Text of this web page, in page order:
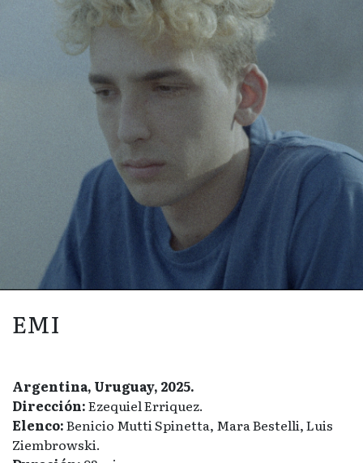
EMI
Argentina, Uruguay, 2025.
Dirección:Ezequiel Erriquez.
Elenco:Benicio Mutti Spinetta, Mara Bestelli, Luis
Ziembrowski.